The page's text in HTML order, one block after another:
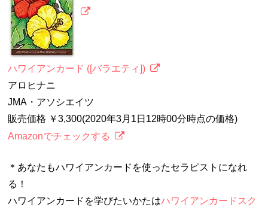
ハワイアンカード ([バラエティ])
アロヒナニ
JMA・アソシエイツ
販売価格 ￥3,300(2020年3月1日12時00分時点の価格)
Amazonでチェックする
＊あなたもハワイアンカードを使ったセラピストになれ
る！
ハワイアンカードを学びたいかたはハワイアンカードスク